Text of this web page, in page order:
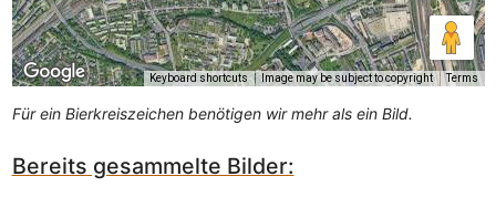
Keyboard shortcuts Image may be subject to copyright Terms
Für ein Bierkreiszeichen benötigen wir mehr als ein Bild.
Bereits gesammelte Bilder: